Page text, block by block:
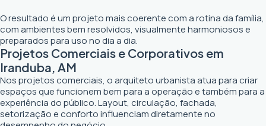
O resultado é um projeto mais coerente com a rotina da família,
com ambientes bem resolvidos, visualmente harmoniosos e
preparados para uso no dia a dia.
Projetos Comerciais e Corporativos em
Iranduba, AM
Nos projetos comerciais, o arquiteto urbanista atua para criar
espaços que funcionem bem para a operação e também para a
experiência do público. Layout, circulação, fachada,
setorização e conforto influenciam diretamente no